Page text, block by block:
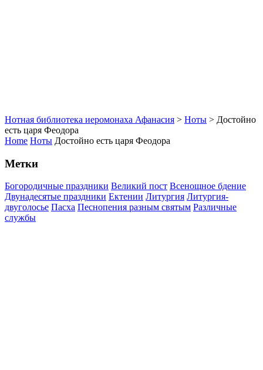
Нотная библиотека иеромонаха Афанасия > Ноты > Достойно
есть царя Феодора
Home Ноты Достойно есть царя Феодора
Метки
Богородичные праздники Великий пост Всенощное бдение
Двунадесятые праздники Ектении Литургия Литургия-
двуголосье Пасха Песнопения разным святым Различные
службы